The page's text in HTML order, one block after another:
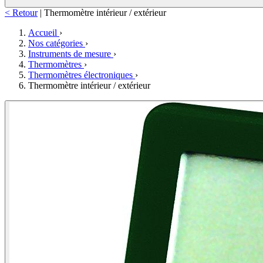
< Retour | Thermomètre intérieur / extérieur
Accueil ›
Nos catégories ›
Instruments de mesure ›
Thermomètres ›
Thermomètres électroniques ›
Thermomètre intérieur / extérieur